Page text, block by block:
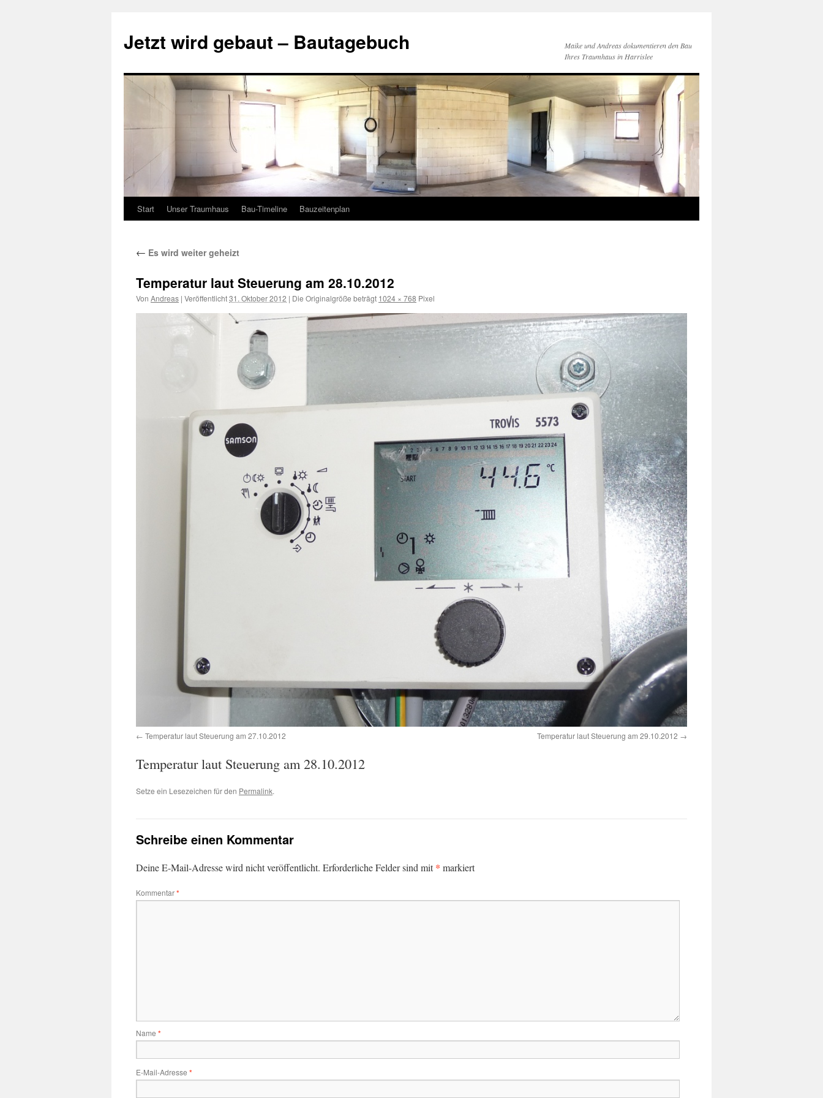
springen
Jetzt wird gebaut – Bautagebuch
Maike und Andreas dokumentieren den Bau
Ihres Traumhaus in Harrislee
Start Unser Traumhaus Bau-Timeline Bauzeitenplan
← Es wird weiter geheizt
Temperatur laut Steuerung am 28.10.2012
Von Andreas | Veröffentlicht31. Oktober 2012 | Die Originalgröße beträgt 1024 × 768 Pixel
Temperatur laut Steuerung am 27.10.2012 Temperatur laut Steuerung am 29.10.2012
Temperatur laut Steuerung am 28.10.2012
Setze ein Lesezeichen für den Permalink.
Schreibe einen Kommentar
Deine E-Mail-Adresse wird nicht veröffentlicht. Erforderliche Felder sind mit* markiert
Kommentar*
Name *
E-Mail-Adresse *